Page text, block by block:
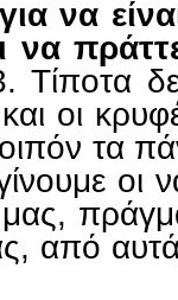
να
να
Τίποτα
οι
τα
οι
από